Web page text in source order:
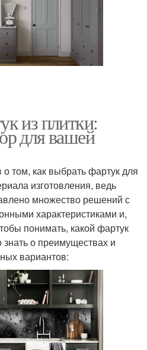
из плитки:
для вашей
том, как выбрать фартук для
изготовления, ведь
множество решений с
характеристиками и,
понимать, какой фартук
о преимуществах и
вариантов: